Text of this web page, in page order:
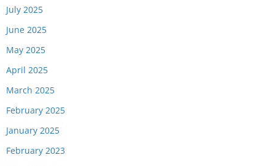
July 2025
June 2025
May 2025
April 2025
March 2025
February 2025
January 2025
February 2023